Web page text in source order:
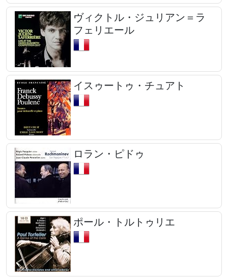
ヴィクトル・ジュリアン＝ラ
フェリエール
イスゥートゥ・チュアト
ロラン・ピドゥ
ポール・トルトゥリエ